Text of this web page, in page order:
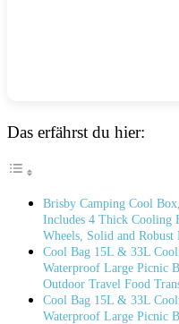
Das erfährst du hier:
Brisby Camping Cool
Includes 4 Thick Cooling
Wheels, Solid and‌ Robust
Cool Bag ⁢15L & 33L
Waterproof⁣ Large Picnic
Outdoor Travel Food
Cool Bag 15L & 33L
Waterproof Large Picnic